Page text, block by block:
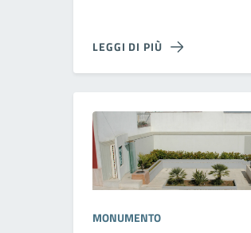
LEGGI DI PIÙ
MONUMENTO